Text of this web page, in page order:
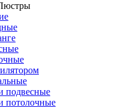
подвесные
потолочные